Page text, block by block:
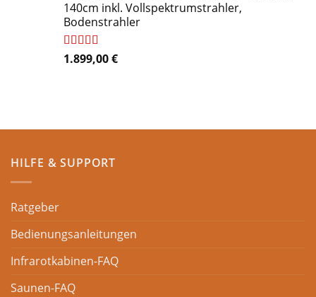
140cm inkl. Vollspektrumstrahler,
Bodenstrahler
Bewertet
4.84
1.899,00€
HILFE & SUPPORT
Ratgeber
Bedienungsanleitungen
Infrarotkabinen-FAQ
Saunen-FAQ